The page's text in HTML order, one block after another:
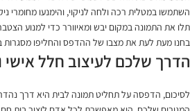
השתמשו במטלית רכה ולחה לניקוי, והימנעו מחומרי
תלו את התמונה במקום יבש ומאיוורר כדי למנוע
בחנו מעת לעת את מצבו של ההדפס והחליפו מסגרות
הדרך שלכם לעיצוב חלל אישי
לסיכום, הדפסה על תחליט תמונה לבית היא דרך